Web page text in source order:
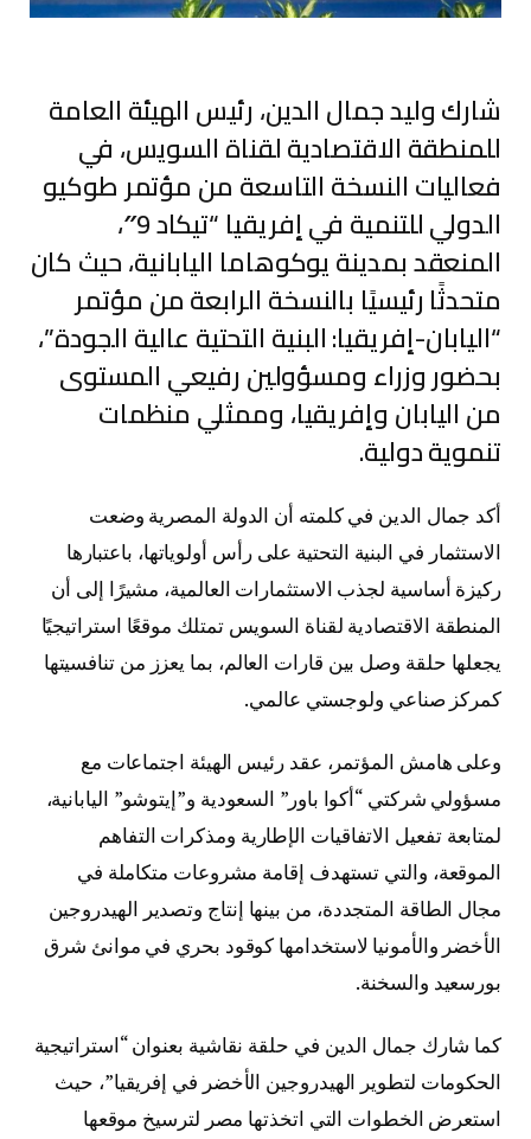
شارك وليد جمال الدين، رئيس الهيئة العامة
للمنطقة الاقتصادية لقناة السويس، في
فعاليات النسخة التاسعة من مؤتمر طوكيو
الدولي للتنمية في إفريقيا “تيكاد 9″،
المنعقد بمدينة يوكوهاما اليابانية، حيث كان
متحدثًا رئيسيًا بالنسخة الرابعة من مؤتمر
“اليابان-إفريقيا: البنية التحتية عالية الجودة”،
بحضور وزراء ومسؤولين رفيعي المستوى
من اليابان وإفريقيا، وممثلي منظمات
تنموية دولية.
أكد جمال الدين في كلمته أن الدولة المصرية وضعت
الاستثمار في البنية التحتية على رأس أولوياتها، باعتبارها
ركيزة أساسية لجذب الاستثمارات العالمية، مشيرًا إلى أن
المنطقة الاقتصادية لقناة السويس تمتلك موقعًا استراتيجيًا
يجعلها حلقة وصل بين قارات العالم، بما يعزز من تنافسيتها
كمركز صناعي ولوجستي عالمي.
وعلى هامش المؤتمر، عقد رئيس الهيئة اجتماعات مع
مسؤولي شركتي “أكوا باور” السعودية و”إيتوشو” اليابانية،
لمتابعة تفعيل الاتفاقيات الإطارية ومذكرات التفاهم
الموقعة، والتي تستهدف إقامة مشروعات متكاملة في
مجال الطاقة المتجددة، من بينها إنتاج وتصدير الهيدروجين
الأخضر والأمونيا لاستخدامها كوقود بحري في موانئ شرق
بورسعيد والسخنة.
كما شارك جمال الدين في حلقة نقاشية بعنوان “استراتيجية
الحكومات لتطوير الهيدروجين الأخضر في إفريقيا”، حيث
استعرض الخطوات التي اتخذتها مصر لترسيخ موقعها